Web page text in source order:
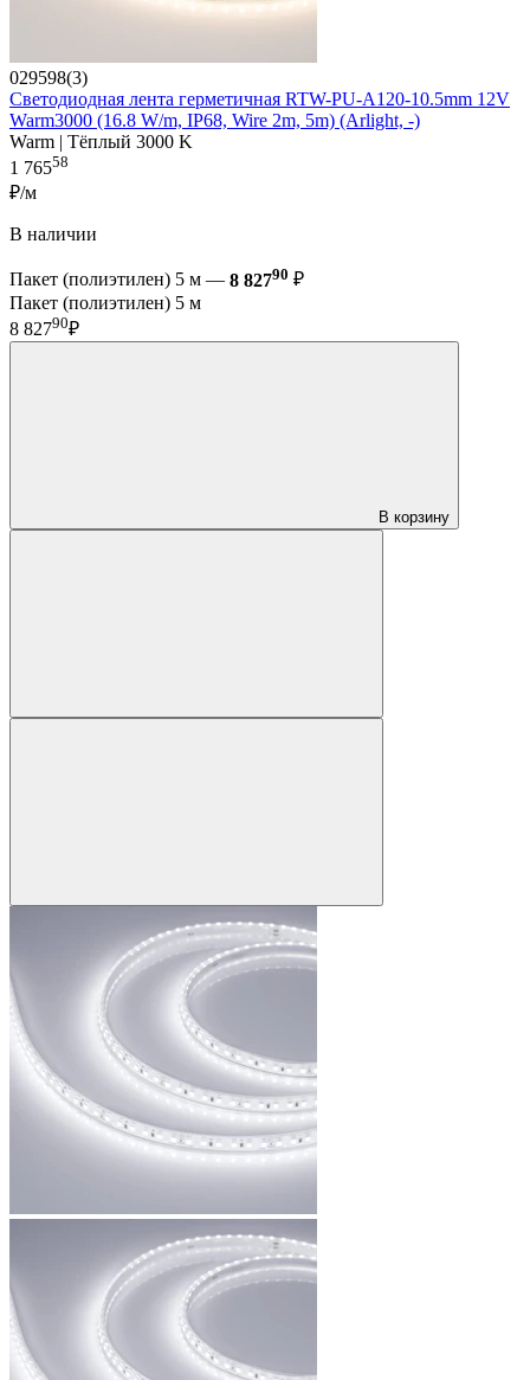
029598(3)
Светодиодная лента герметичная RTW-PU-A120-10.5mm 12V
Warm3000 (16.8 W/m, IP68, Wire 2m, 5m) (Arlight, -)
Warm | Тёплый 3000 K
1 76558
₽/м
В наличии
Пакет (полиэтилен) 5 м — 8 82790 ₽
Пакет (полиэтилен) 5 м
8 82790₽
В корзину